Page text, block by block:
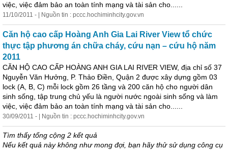
việc, việc đảm bảo an toàn tính mạng và tài sản cho......
11/10/2011 - | Nguồn tin : pccc.hochiminhcity.gov.vn
Căn hộ cao cấp Hoàng Anh Gia Lai River View tổ chức
thực tập phương án chữa cháy, cứu nạn – cứu hộ năm
2011
CĂN HỘ CAO CẤP HOÀNG ANH GIA LAI RIVER VIEW, địa chỉ số 37
Nguyễn Văn Hưởng, P. Thảo Điền, Quận 2 được xây dựng gồm 03
lock (A, B, C) mỗi lock gồm 26 tầng và 200 căn hộ cho người dân
sinh sống, tập trung chủ yếu là người nước ngoài sinh sống và làm
việc, việc đảm bảo an toàn tính mạng và tài sản cho......
30/09/2011 - | Nguồn tin : pccc.hochiminhcity.gov.vn
Tìm thấy tổng cộng 2 kết quả
Nếu kết quả này không như mong đợi, bạn hãy thử sử dụng công cụ